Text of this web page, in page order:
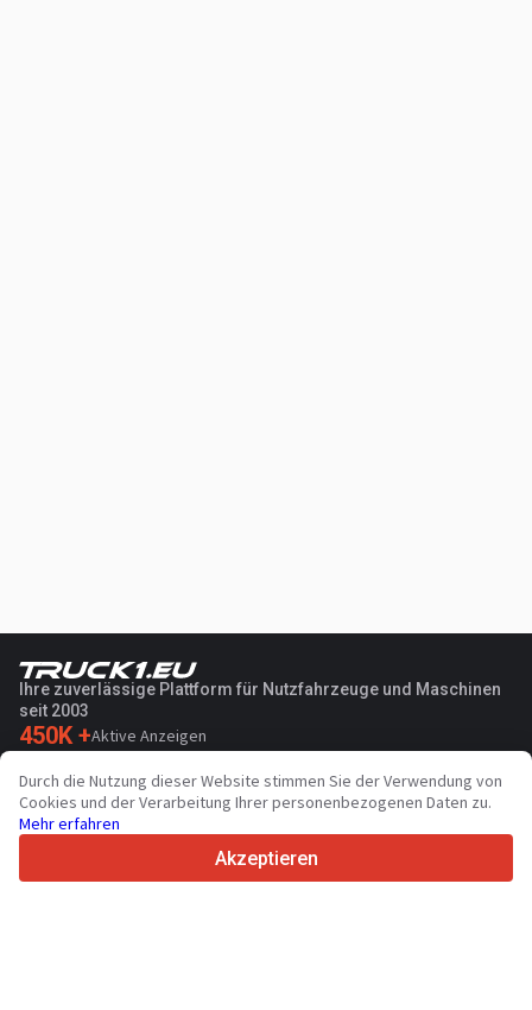
Ihre zuverlässige Plattform für Nutzfahrzeuge und Maschinen
seit 2003
450K +Aktive Anzeigen
36Unterstützte Sprachen
4.7/5
Durch die Nutzung dieser Website stimmen Sie der Verwendung von
Cookies und der Verarbeitung Ihrer personenbezogenen Daten zu.
Mehr erfahren
Akzeptieren